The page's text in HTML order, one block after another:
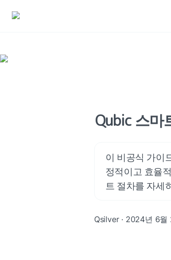
Qubic 스마
이 비공식 가이
정적이고 효율
트 절차를 자세
Qsilver · 2024년 6월